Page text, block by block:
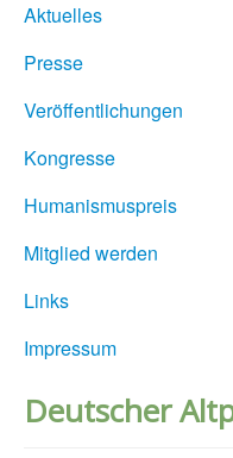
Aktuelles
Presse
Veröffentlichungen
Kongresse
Humanismuspreis
Mitglied werden
Links
Impressum
Deutscher